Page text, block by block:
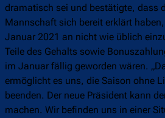
dramatisch sei und bestätigte, dass
Mannschaft sich bereit erklärt
Januar 2021 an nicht wie üblich
Teile des Gehalts sowie
im Januar fällig geworden wären.
ermöglicht es uns, die Saison ohne
beenden. Der neue Präsident kann
machen. Wir befinden uns in einer